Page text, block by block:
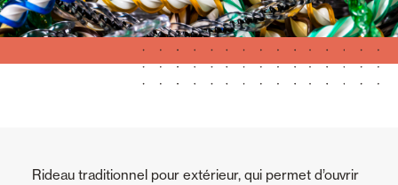
Rideau traditionnel pour extérieur, qui permet d’ouvrir